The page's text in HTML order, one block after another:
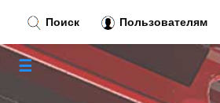
Поиск Пользователям
☰